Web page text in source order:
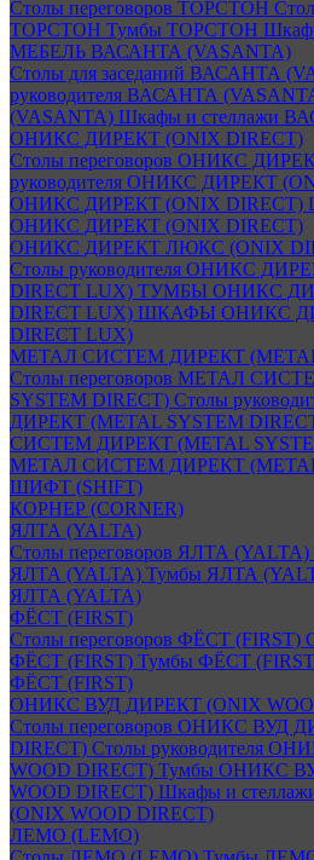
Столы переговоров ТОРСТОН
ТОРСТОН Тумбы ТОРСТОН
МЕБЕЛЬ ВАСАНТА (VASANTA)
Столы для заседаний ВАСАНТА
руководителя ВАСАНТА
(VASANTA) Шкафы и стеллажи
ОНИКС ДИРЕКТ (ONIX DIRECT)
Столы переговоров ОНИКС
руководителя ОНИКС ДИРЕКТ
ОНИКС ДИРЕКТ (ONIX DIRECT)
ОНИКС ДИРЕКТ (ONIX DIRECT)
ОНИКС ДИРЕКТ ЛЮКС (ONIX
Столы руководителя ОНИКС
DIRECT LUX) ТУМБЫ ОНИКС
DIRECT LUX) ШКАФЫ ОНИКС
DIRECT LUX)
МЕТАЛ СИСТЕМ ДИРЕКТ (METAL
Столы переговоров МЕТАЛ
SYSTEM DIRECT) Столы
ДИРЕКТ (METAL SYSTEM
СИСТЕМ ДИРЕКТ (METAL
МЕТАЛ СИСТЕМ ДИРЕКТ (METAL
ШИФТ (SHIFT)
КОРНЕР (CORNER)
ЯЛТА (YALTA)
Столы переговоров ЯЛТА (YALTA)
ЯЛТА (YALTA) Тумбы ЯЛТА
ЯЛТА (YALTA)
ФЁСТ (FIRST)
Столы переговоров ФЁСТ (FIRST)
ФЁСТ (FIRST) Тумбы ФЁСТ
ФЁСТ (FIRST)
ОНИКС ВУД ДИРЕКТ (ONIX
Столы переговоров ОНИКС ВУД
DIRECT) Столы руководителя
WOOD DIRECT) Тумбы ОНИКС
WOOD DIRECT) Шкафы и
(ONIX WOOD DIRECT)
ЛЕМО (LEMO)